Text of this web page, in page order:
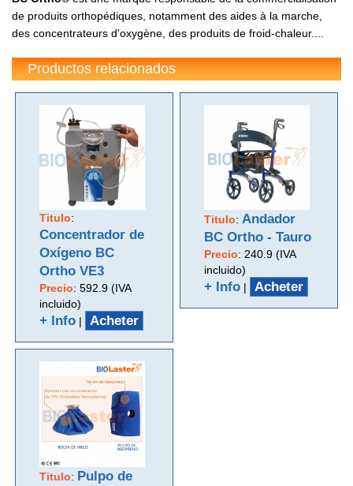
de produits orthopédiques, notamment des aides à la marche,
des concentrateurs d'oxygène, des produits de froid-chaleur....
Productos relacionados
Titulo:
Concentrador de
Oxígeno BC
Ortho VE3
Precio:592.9 (IVA
incluido)
+ Info | Acheter
Titulo: Andador
BC Ortho - Tauro
Precio: 240.9 (IVA
incluido)
+ Info | Acheter
Titulo: Pulpo de